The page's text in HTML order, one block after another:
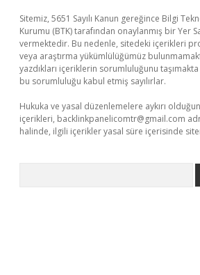
Sitemiz, 5651 Sayılı Kanun gereğince Bilgi
Kurumu (BTK) tarafından onaylanmış bir Yer
vermektedir. Bu nedenle, sitedeki içerikleri
veya araştırma yükümlülüğümüz
yazdıkları içeriklerin sorumluluğunu
bu sorumluluğu kabul etmiş sayılırlar.
Hukuka ve yasal düzenlemelere aykırı
içerikleri, backlinkpanelicomtr@gmail.com
halinde, ilgili içerikler yasal süre içerisinde